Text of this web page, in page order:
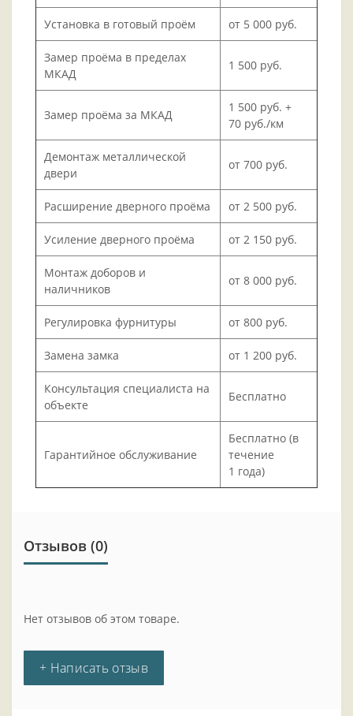
Установка в готовый проём от 5 000 руб.
Замер проёма в пределах
МКАД
1 500 руб.
Замер проёма за МКАД
1 500 руб. +
70 руб./км
Демонтаж металлической
двери
от 700 руб.
Расширение дверного проёма от 2 500 руб.
Усиление дверного проёма от 2 150 руб.
Монтаж доборов и
наличников
от 8 000 руб.
Регулировка фурнитуры от 800 руб.
Замена замка от 1 200 руб.
Консультация специалиста на
объекте
Бесплатно
Гарантийное обслуживание
Бесплатно (в
течение
1 года)
Отзывов (0)
Нет отзывов об этом товаре.
+ Написать отзыв